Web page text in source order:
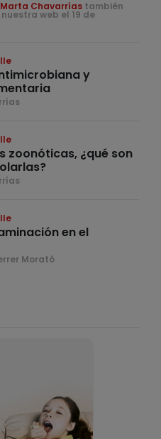
Marta Chavarrías también
web el 19 de
y
zoonóticas, ¿qué son
en el
Morató